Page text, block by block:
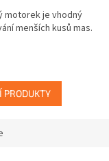
motorek je vhodný
menších kusů mas.
PRODUKTY